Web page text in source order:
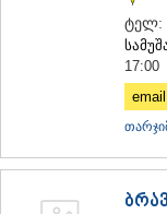
ტელ:
17:00
email